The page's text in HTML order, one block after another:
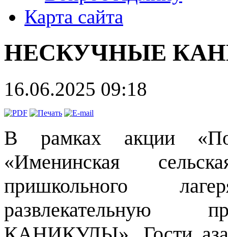
Карта сайта
НЕСКУЧНЫЕ
16.06.2025 09:18
В рамках акции
«Именинская
пришкольного
развлекательную